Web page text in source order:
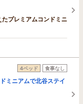
プレミアムコンドミニ
4ベッド 食事なし
ミニアムで北谷ステイ